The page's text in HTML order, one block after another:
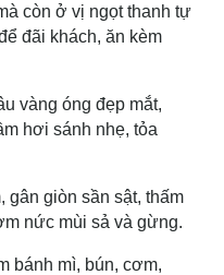
còn ở vị ngọt thanh tự
đãi khách, ăn kèm
vàng óng đẹp mắt,
hơi sánh nhẹ, tỏa
gân giòn sần sật, thấm
nức mùi sả và gừng.
bánh mì, bún, cơm,